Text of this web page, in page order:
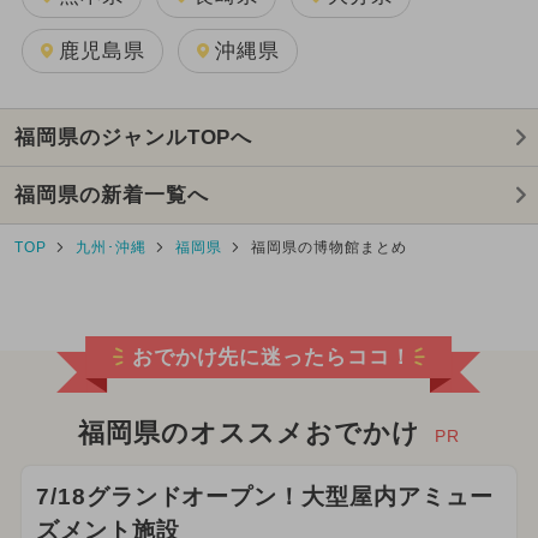
鹿児島県 沖縄県
福岡県のジャンルTOPへ
福岡県の新着一覧へ
TOP 九州･沖縄 福岡県 福岡県の博物館まとめ
おでかけ先に迷ったらココ！
福岡県のオススメおでかけ PR
7/18グランドオープン！大型屋内アミュー
ズメント施設